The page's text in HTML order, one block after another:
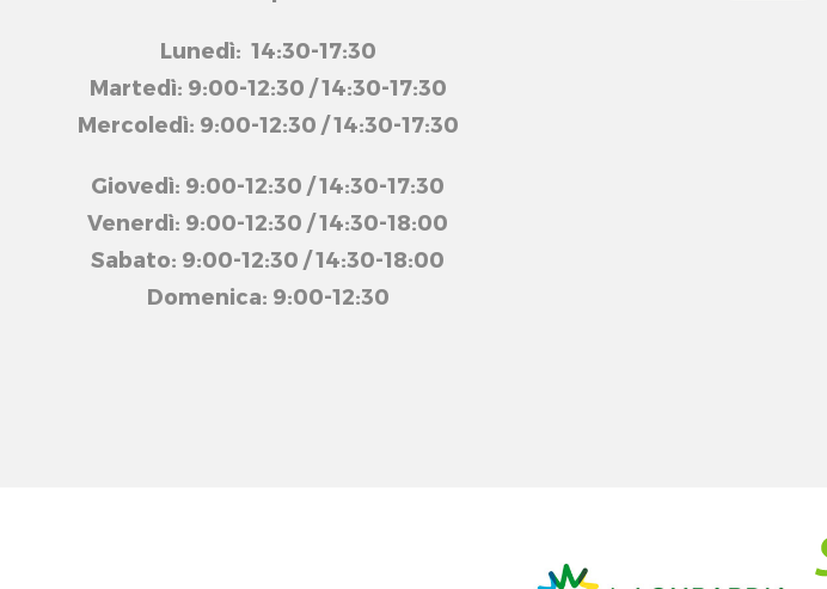
Lunedì: 14:30-17:30
Martedì: 9:00-12:30 / 14:30-17:30
Mercoledì: 9:00-12:30 / 14:30-17:30
Giovedì: 9:00-12:30 / 14:30-17:30
Venerdì: 9:00-12:30 / 14:30-18:00
Sabato: 9:00-12:30 / 14:30-18:00
Domenica: 9:00-12:30